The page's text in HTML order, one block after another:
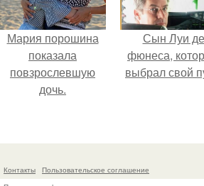
Мария порошина
показала
повзрослевшую
дочь.
Сын Луи де
фюнеса,
выбрал свой
Контакты
Пользовательское соглашение